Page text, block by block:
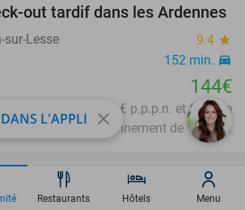
out tardif dans les Ardennes
sur-Lesse 9.4 star
152 min. directions_car
144€
d'environ 2,50 € p.p.p.n. et frais de
stationnement de 18 € p.j.
50%
vernis semi-permanent ou
L'APPLI close
Restaurants Hôtels Menu